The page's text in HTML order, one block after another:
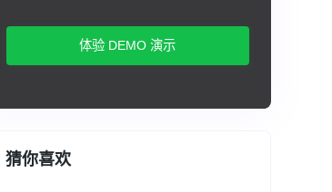
体验 DEMO 演示
猜你喜欢